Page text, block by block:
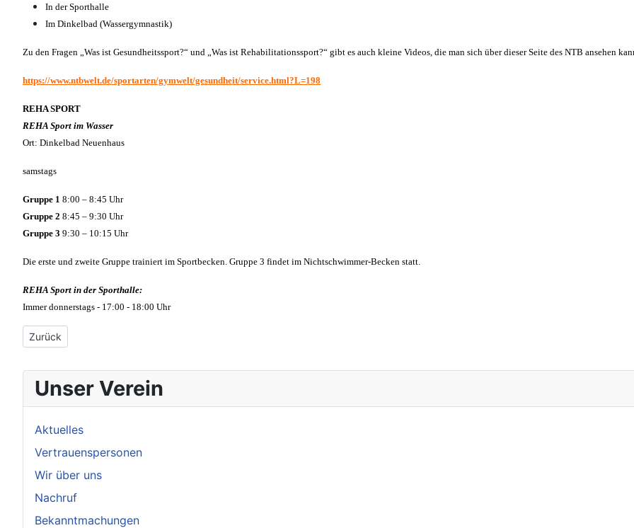
Unser Verein
Aktuelles
Vertrauenspersonen
Wir über uns
Nachruf
Bekanntmachungen
In der Sporthalle
Im Dinkelbad (Wassergymnastik)
Zu den Fragen „Was ist Gesundheitssport?“ und „Was ist Rehabilitationssport?“ gibt es auch kleine Videos, die man sich über dieser Seite des NTB ansehen
https://www.ntbwelt.de/sportarten/gymwelt/gesundheit/service.html?L=198
REHA SPORT
REHA Sport im Wasser
Ort: Dinkelbad Neuenhaus
samstags
Gruppe 1 8:00 – 8:45 Uhr
Gruppe 2 8:45 – 9:30 Uhr
Gruppe 3 9:30 – 10:15 Uhr
Die erste und zweite Gruppe trainiert im Sportbecken. Gruppe 3 findet im Nichtschwimmer-Becken statt.
REHA Sport in der Sporthalle:
Immer donnerstags - 17:00 - 18:00 Uhr
Vorheriger Beitrag: 100. Geburtstag Bernhard Brenner
Zurück